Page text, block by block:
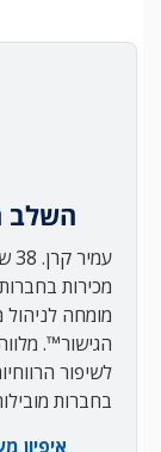
השלב
מכירות בחברות B2B.
מומחה
הגישור™.
לשיפור
בחברות
איפיון